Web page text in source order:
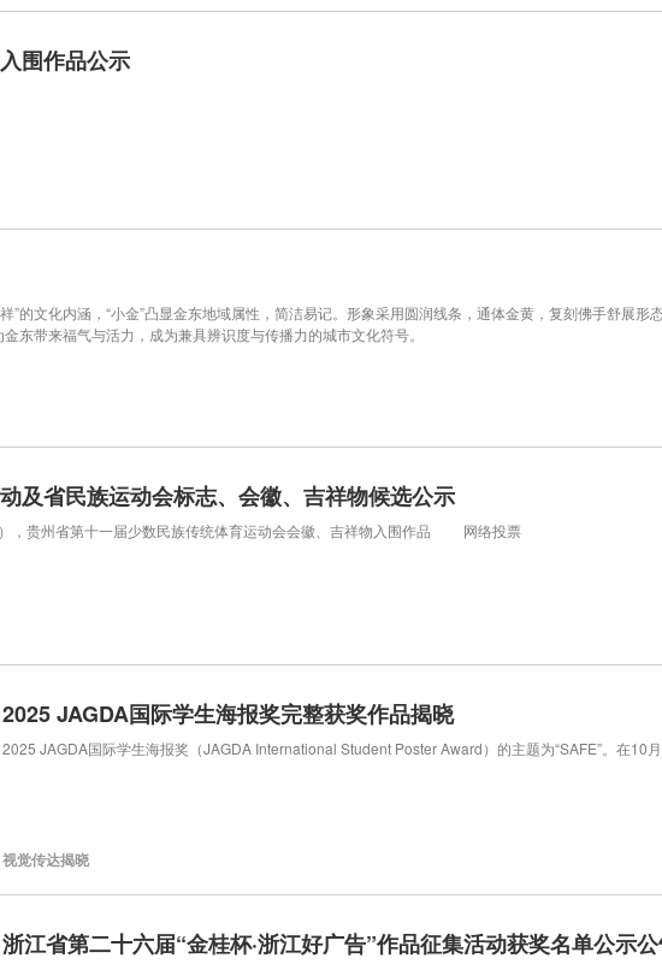
围作品公示
”的文化内涵，“小金”凸显金东地域属性，简洁易记。形象采用圆润线条，通体金黄，复刻佛手舒展
金东带来福气与活力，成为兼具辨识度与传播力的城市文化符号。
及省民族运动会标志、会徽、吉祥物候选公示
），贵州省第十一届少数民族传统体育运动会会徽、吉祥物入围作品 网络投票
2025 JAGDA国际学生海报奖完整获奖作品揭晓
2025 JAGDA国际学生海报奖（JAGDA International Student Poster Award）的主题为“SAFE”。在10
视觉传达揭晓
浙江省第二十六届“金桂杯·浙江好广告”作品征集活动获奖名单公示